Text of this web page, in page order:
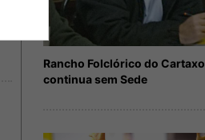
Rancho Folclórico do Cartaxo
continua sem Sede